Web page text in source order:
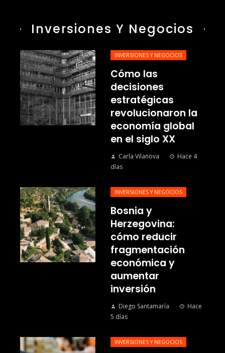
Inversiones Y Negocios
INVERSIONES Y NEGOCIOS
Cómo las
decisiones
estratégicas
revolucionaron la
economía global
en el siglo XX
Carla Vilanova
Hace 4
días
INVERSIONES Y NEGOCIOS
Bosnia y
Herzegovina:
cómo reducir
fragmentación
económica y
aumentar
inversión
Diego Santamaría
Hace
5 días
INVERSIONES Y NEGOCIOS